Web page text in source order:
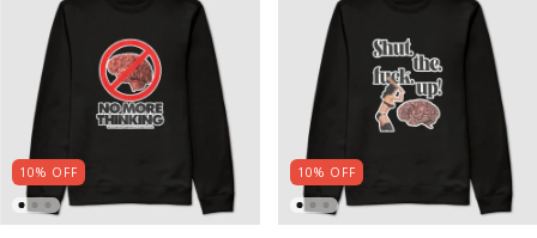
10% OFF 10% OFF